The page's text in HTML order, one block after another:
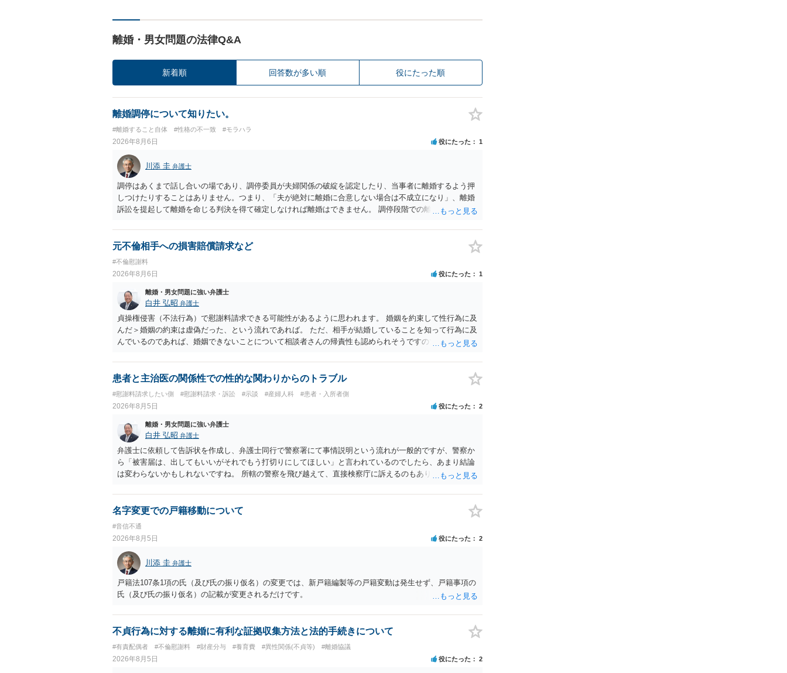
離婚・男女問題の法律Q&A
新着順 回答数が多い順 役にたった順
離婚調停について知りたい。
#離婚すること自体 #性格の不一致 #モラハラ
2026年8月6日 役にたった 1
川添 圭 弁護士
調停はあくまで話し合いの場であり、調停委員が夫婦関係の破綻を認定したり、当事者に離婚するよう押
しつけたりすることはありません。つまり、「夫が絶対に離婚に合意しない場合は不成立になり」、離婚
訴訟を提起して離婚を命じる判決を得て確定しなければ離婚はできません。 調停段階での離婚成立を希望
ば、夫から「この条件なら離婚してもよい」として提示された条件を全部丸呑みする、という方法しかな
いかもしれません）。ただ、離婚訴訟をしたくないという考えを見透かされてしまうと、逆に足下を見ら
淡々と調停不成立にして離婚訴訟で離婚原因を主張し、判決へ持っていく方が近道であることも少なくあ
りません。見通し等を含め、弁護士へ相談・依頼した方がよいと思います。
元不倫相手への損害賠償請求など
#不倫慰謝料
2026年8月6日 役にたった 1
離婚・男女問題に強い弁護士
白井 弘昭 弁護士
貞操権侵害（不法行為）で慰謝料請求できる可能性があるように思われます。 婚姻を約束して性行為に及
んだ＞婚姻の約束は虚偽だった、という流れであれば。 ただ、相手が結婚していることを知って行為に及
んでいるのであれば、婚姻できないことについて相談者さんの帰責性も認められそうですので、あまり慰
患者と主治医の関係性での性的な関わりからのトラブル
#慰謝料請求したい側 #慰謝料請求・訴訟 #示談 #産婦人科 #患者・入所者側
2026年8月5日 役にたった 2
離婚・男女問題に強い弁護士
白井 弘昭 弁護士
弁護士に依頼して告訴状を作成し、弁護士同行で警察署にて事情説明という流れが一般的ですが、警察か
ら「被害届は、出してもいいがそれでもう打切りにしてほしい」と言われているのでしたら、あまり結論
は変わらないかもしれないですね。 所轄の警察を飛び越えて、直接検察庁に訴えるのもありかもしれない
す。 一度、最寄りの「刑事に強い」とうたっている弁護士に相談してみてはいかがでしょうか。 以上、
ご参考まで。
名字変更での戸籍移動について
#音信不通
2026年8月5日 役にたった 2
川添 圭 弁護士
戸籍法107条1項の氏（及び氏の振り仮名）の変更では、新戸籍編製等の戸籍変動は発生せず、戸籍事項の
氏（及び氏の振り仮名）の記載が変更されるだけです。
不貞行為に対する離婚に有利な証拠収集方法と法的手続きについて
#有責配偶者 #不倫慰謝料 #財産分与 #養育費 #異性関係(不貞等) #離婚協議
2026年8月5日 役にたった 2